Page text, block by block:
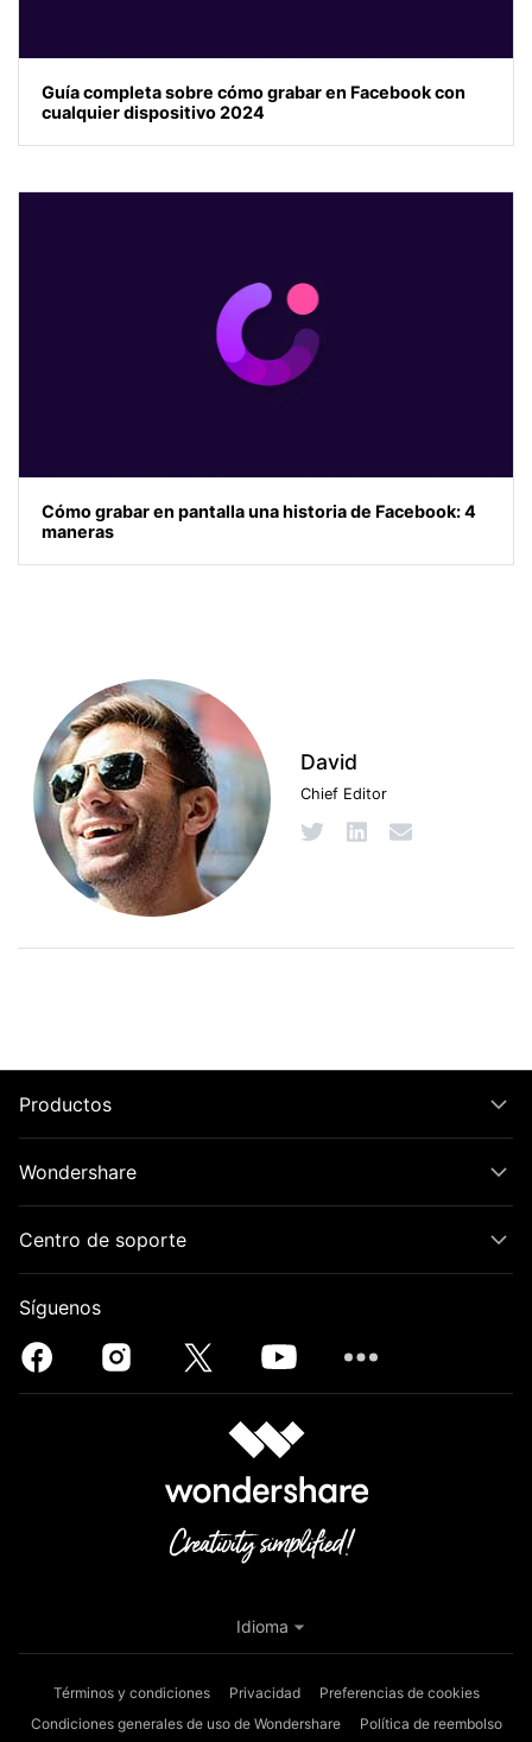
Guía completa sobre cómo grabar en Facebook con
cualquier dispositivo 2024
Cómo grabar en pantalla una historia de Facebook: 4
maneras
David
Chief Editor
Productos
Wondershare
Centro de soporte
Síguenos
Términos y condiciones Privacidad
Preferencias de cookies
Condiciones generales de uso de Wondershare
Política de reembolso
Idioma